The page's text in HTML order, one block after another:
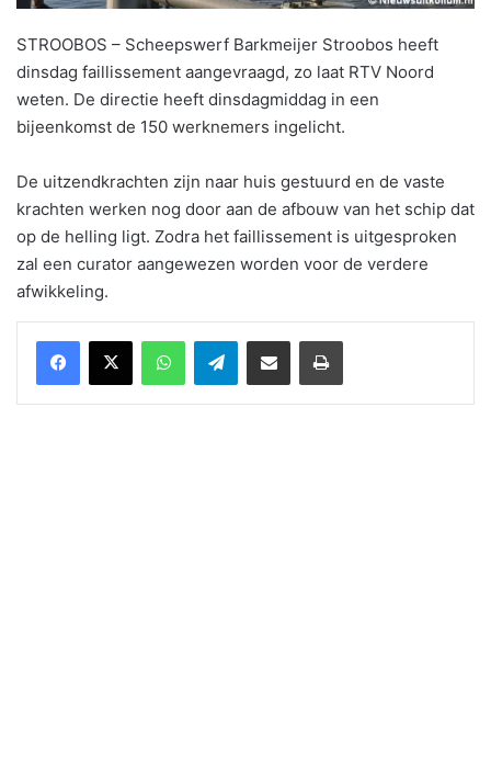
STROOBOS – Scheepswerf Barkmeijer Stroobos heeft
dinsdag faillissement aangevraagd, zo laat RTV Noord
weten. De directie heeft dinsdagmiddag in een
bijeenkomst de 150 werknemers ingelicht.
De uitzendkrachten zijn naar huis gestuurd en de vaste
krachten werken nog door aan de afbouw van het schip dat
op de helling ligt. Zodra het faillissement is uitgesproken
zal een curator aangewezen worden voor de verdere
afwikkeling.
WhatsAppTelegramDelen via Email Print